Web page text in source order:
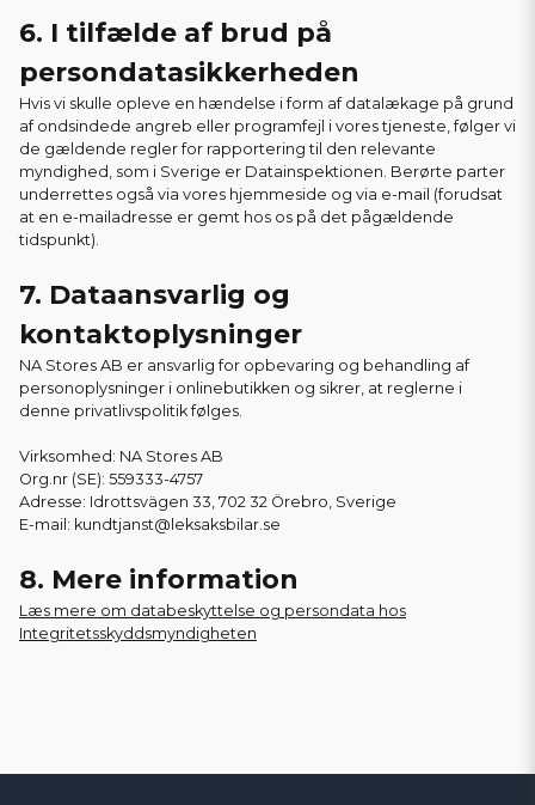
6. I tilfælde af brud på
persondatasikkerheden
Hvis vi skulle opleve en hændelse i form af datalækage på grund
af ondsindede angreb eller programfejl i vores tjeneste, følger vi
de gældende regler for rapportering til den relevante
myndighed, som i Sverige er Datainspektionen. Berørte parter
underrettes også via vores hjemmeside og via e-mail (forudsat
at en e-mailadresse er gemt hos os på det pågældende
tidspunkt).
7. Dataansvarlig og
kontaktoplysninger
NA Stores AB er ansvarlig for opbevaring og behandling af
personoplysninger i onlinebutikken og sikrer, at reglerne i
denne privatlivspolitik følges.
Virksomhed: NA Stores AB
Org.nr (SE): 559333-4757
Adresse: Idrottsvägen 33, 702 32 Örebro, Sverige
E-mail: kundtjanst@leksaksbilar.se
8. Mere information
Læs mere om databeskyttelse og persondata hos
Integritetsskyddsmyndigheten